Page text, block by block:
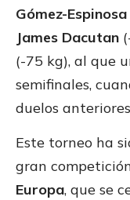
Gómez-Espinosa
James Dacutan
(-75 kg), al que
semifinales,
duelos
Este torneo ha
gran
Europa, que se